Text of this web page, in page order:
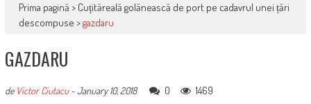
Prima pagină > Cuțităreală golănească de port pe cadavrul unei țări
descompuse >gazdaru
GAZDARU
de Victor Ciutacu-January 10, 2018 0 1469